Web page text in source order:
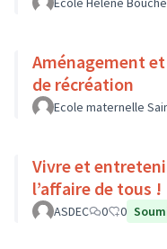
Aménagement
de récréation
Ecole maternelle
Vivre et
l’affaire de tous !
ASDEC 0 0